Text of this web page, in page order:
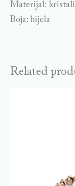
Materijal:
Boja: bijela
Related